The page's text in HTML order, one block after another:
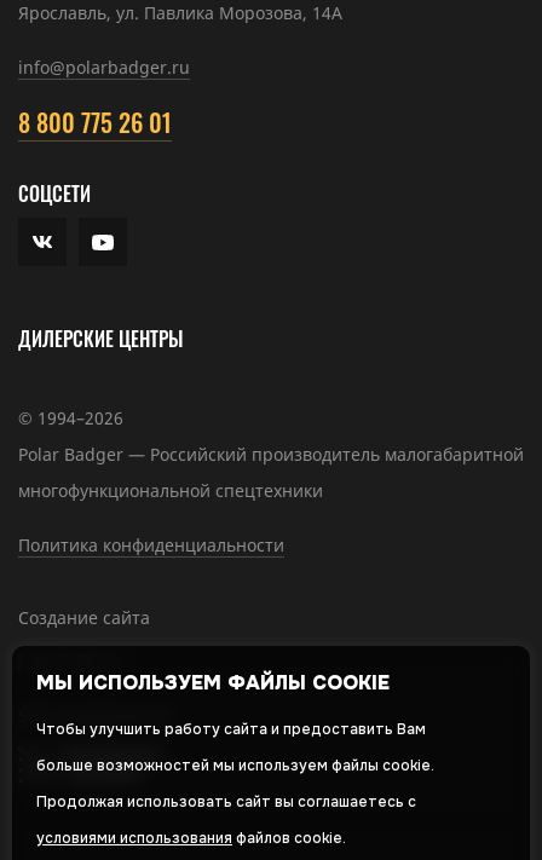
Ярославль, ул. Павлика Морозова, 14А
info@polarbadger.ru
8 800 775 26 01
СОЦСЕТИ
ДИЛЕРСКИЕ ЦЕНТРЫ
© 1994–2026
Polar Badger — Российский производитель малогабаритной
многофункциональной спецтехники
Политика конфиденциальности
Создание сайта
МЫ ИСПОЛЬЗУЕМ ФАЙЛЫ COOKIE
Чтобы улучшить работу сайта и предоставить Вам
больше возможностей мы используем файлы cookie.
Продолжая использовать сайт вы соглашаетесь с
условиями использования файлов cookie.